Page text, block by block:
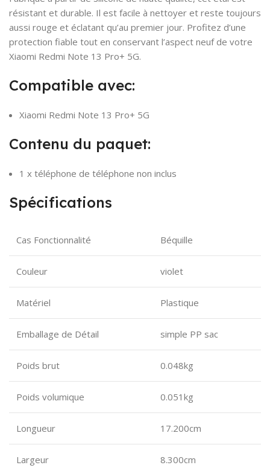
résistant et durable. Il est facile à nettoyer et reste toujours
aussi rouge et éclatant qu’au premier jour. Profitez d’une
protection fiable tout en conservant l’aspect neuf de votre
Xiaomi Redmi Note 13 Pro+ 5G.
Compatible avec:
Xiaomi Redmi Note 13 Pro+ 5G
Contenu du paquet:
1 x téléphone de téléphone non inclus
Spécifications
Cas Fonctionnalité Béquille
Couleur violet
Matériel Plastique
Emballage de Détail simple PP sac
Poids brut 0.048kg
Poids volumique 0.051kg
Longueur 17.200cm
Largeur 8.300cm